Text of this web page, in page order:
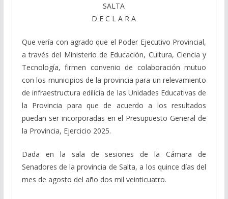
SALTA
D E C L A R A
Que vería con agrado que el Poder Ejecutivo Provincial,
a través del Ministerio de Educación, Cultura, Ciencia y
Tecnología, firmen convenio de colaboración mutuo
con los municipios de la provincia para un relevamiento
de infraestructura edilicia de las Unidades Educativas de
la Provincia para que de acuerdo a los resultados
puedan ser incorporadas en el Presupuesto General de
la Provincia, Ejercicio 2025.
Dada en la sala de sesiones de la Cámara de
Senadores de la provincia de Salta, a los quince días del
mes de agosto del año dos mil veinticuatro.